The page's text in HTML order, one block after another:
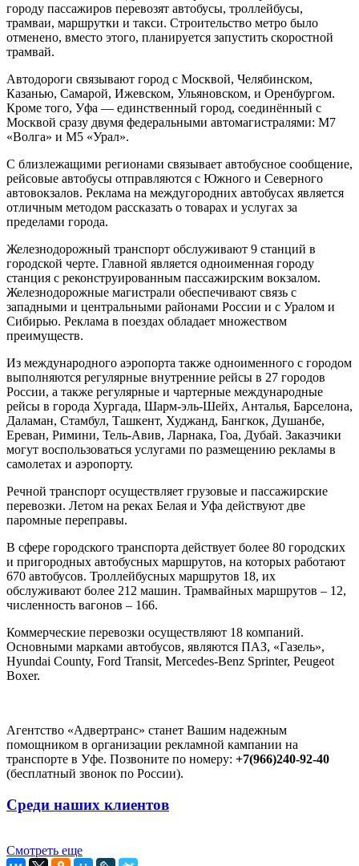
городу пассажиров перевозят автобусы, троллейбусы,
трамваи, маршрутки и такси. Строительство метро было
отменено, вместо этого, планируется запустить скоростной
трамвай.
Автодороги связывают город с Москвой, Челябинском,
Казанью, Самарой, Ижевском, Ульяновском, и Оренбургом.
Кроме того, Уфа — единственный город, соединённый с
Москвой сразу двумя федеральными автомагистралями: М7
«Волга» и М5 «Урал».
С близлежащими регионами связывает автобусное сообщение,
рейсовые автобусы отправляются с Южного и Северного
автовокзалов. Реклама на междугородних автобусах является
отличным методом рассказать о товарах и услугах за
пределами города.
Железнодорожный транспорт обслуживают 9 станций в
городской черте. Главной является одноименная городу
станция с реконструированным пассажирским вокзалом.
Железнодорожные магистрали обеспечивают связь с
западными и центральными районами России и с Уралом и
Сибирью. Реклама в поездах обладает множеством
преимуществ.
Из международного аэропорта также одноименного с городом
выполняются регулярные внутренние рейсы в 27 городов
России, а также регулярные и чартерные международные
рейсы в города Хургада, Шарм-эль-Шейх, Анталья, Барселона,
Даламан, Стамбул, Ташкент, Худжанд, Бангкок, Душанбе,
Ереван, Римини, Тель-Авив, Ларнака, Гоа, Дубай. Заказчики
могут воспользоваться услугами по размещению рекламы в
самолетах и аэропорту.
Речной транспорт осуществляет грузовые и пассажирские
перевозки. Летом на реках Белая и Уфа действуют две
паромные переправы.
В сфере городского транспорта действует более 80 городских
и пригородных автобусных маршрутов, на которых работают
670 автобусов. Троллейбусных маршрутов 18, их
обслуживают более 212 машин. Трамвайных маршрутов – 12,
численность вагонов – 166.
Коммерческие перевозки осуществляют 18 компаний.
Основными марками автобусов, являются ПАЗ, «Газель»,
Hyundai County, Ford Transit, Mercedes-Benz Sprinter, Peugeot
Boxer.
Агентство «Адвертранс» станет Вашим надежным
помощником в организации рекламной кампании на
транспорте в Уфе. Позвоните по номеру: +7(966)240-92-40
(бесплатный звонок по России).
Среди наших клиентов
Смотреть еще